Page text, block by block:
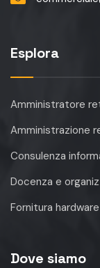
Esplora
Amministratore
Amministrazione
Consulenza
Docenza e
Fornitura
Dove siamo